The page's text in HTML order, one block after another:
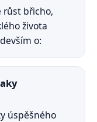
růst břicho,
života
o:
úspěšného